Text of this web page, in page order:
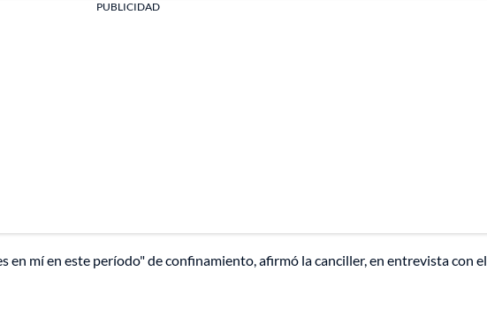
PUBLICIDAD
en mí en este período" de confinamiento, afirmó la canciller, en entrevista con